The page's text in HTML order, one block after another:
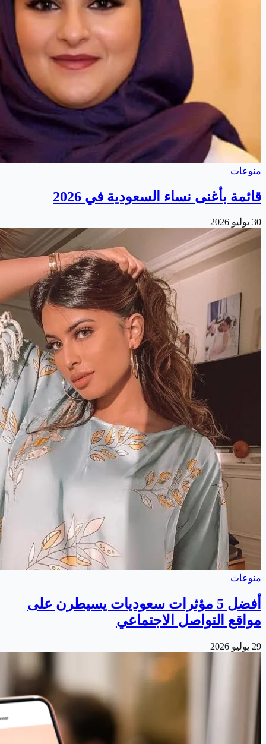
منوعات
قائمة بأغنى نساء السعودية في 2026
30 يوليو 2026
منوعات
أفضل 5 مؤثرات سعوديات يسيطرن على
مواقع التواصل الاجتماعي
29 يوليو 2026